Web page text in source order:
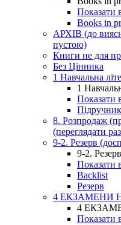
Показати
Books in
АРХІВ (до
пустою)
Книги не для
Без Цінника
1 Навчальна
1
Показати
8. Розпродаж
(переглядати
9-2. Резерв
9-2.
Показати
Backlist
Резерв
4 ЕКЗАМЕНИ
4
Показати